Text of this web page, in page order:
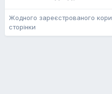
Жодного зареєстрованого
сторінки